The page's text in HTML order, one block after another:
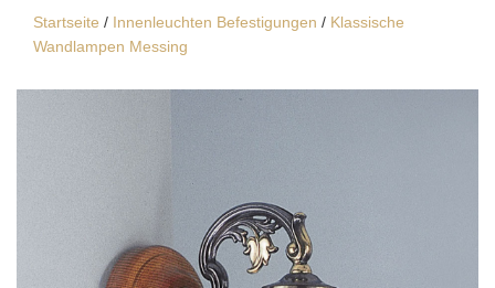
Startseite / Innenleuchten Befestigungen / Klassische
Wandlampen Messing